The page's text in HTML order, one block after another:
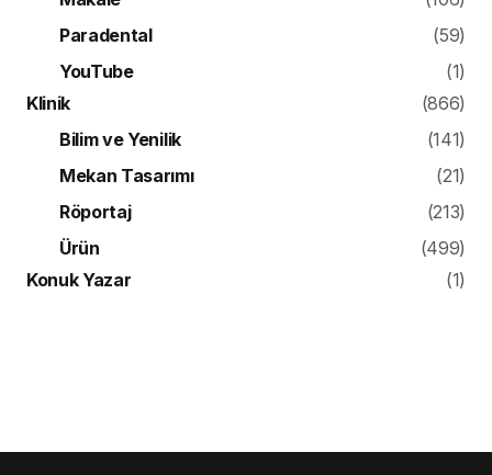
Paradental
(59)
YouTube
(1)
Klinik
(866)
Bilim ve Yenilik
(141)
Mekan Tasarımı
(21)
Röportaj
(213)
Ürün
(499)
Konuk Yazar
(1)